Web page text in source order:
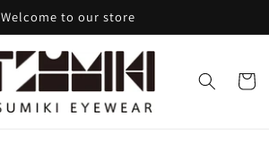
Welcome to our store
ー